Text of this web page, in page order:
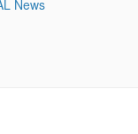
News